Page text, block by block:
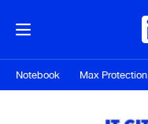
Notebook Max Protection